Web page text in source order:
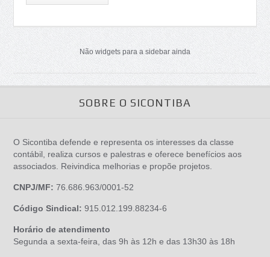
Não widgets para a sidebar ainda
SOBRE O SICONTIBA
O Sicontiba defende e representa os interesses da classe
contábil, realiza cursos e palestras e oferece benefícios aos
associados. Reivindica melhorias e propõe projetos.
CNPJ/MF: 76.686.963/0001-52
Código Sindical: 915.012.199.88234-6
Horário de atendimento
Segunda a sexta-feira, das 9h às 12h e das 13h30 às 18h